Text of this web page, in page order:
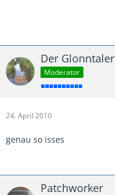
Der Glonntaler
Moderator
24. April 2010
genau so isses
Patchworker